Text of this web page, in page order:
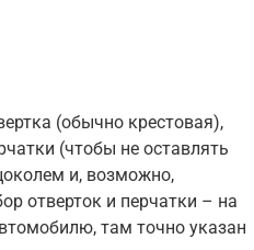
(обычно крестовая),
(чтобы не оставлять
и, возможно,
отверток и перчатки – на
там точно указан